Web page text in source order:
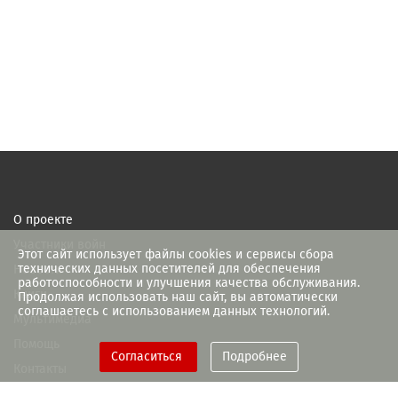
Этот сайт использует файлы cookies и сервисы сбора
технических данных посетителей для обеспечения
работоспособности и улучшения качества обслуживания.
Продолжая использовать наш сайт, вы автоматически
соглашаетесь с использованием данных технологий.
Согласиться Подробнее
О проекте
Новости
Книги
Мультимедиа